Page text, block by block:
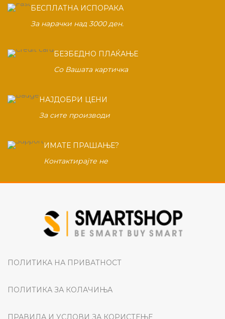
БЕСПЛАТНА ИСПОРАКА
За нарачки над 3000 ден.
БЕЗБЕДНО ПЛАЌАЊЕ
Со Вашата картичка
НАЈДОБРИ ЦЕНИ
За сите производи
ИМАТЕ ПРАШАЊЕ?
Контактирајте не
ПОЛИТИКА НА ПРИВАТНОСТ
ПОЛИТИКА ЗА КОЛАЧИЊА
ПРАВИЛА И УСЛОВИ ЗА КОРИСТЕЊЕ